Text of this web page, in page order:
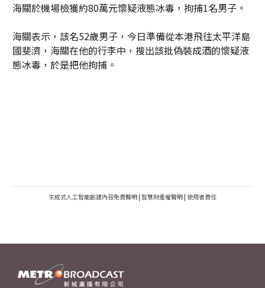
海關於機場檢獲約80萬元懷疑液態冰毒，拘捕1名男子。
海關表示，該名52歲男子，今日準備從本港飛往太平洋島
國斐濟，海關在他的行李中，搜出該批偽裝成酒的懷疑液
態冰毒，於是把他拘捕。
生成式人工智能創建內容免責聲明 | 智慧財產權聲明 | 使用者責任